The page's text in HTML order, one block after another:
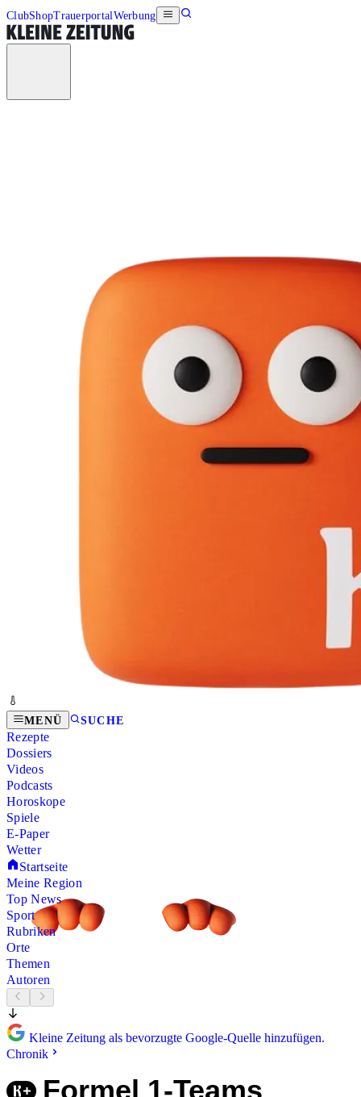
ClubShopTrauerportalWerbung
MENÜ SUCHE
Rezepte
Dossiers
Videos
Podcasts
Horoskope
Spiele
E-Paper
Wetter
Startseite
Meine Region
Top News
Sport
Rubriken
Orte
Themen
Autoren
Kleine Zeitung als bevorzugte Google-Quelle hinzufügen.
Chronik